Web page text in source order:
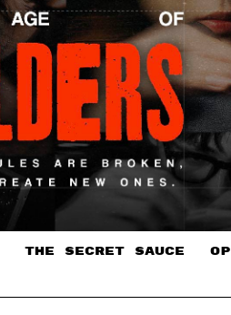
THE SECRET SAUCE​